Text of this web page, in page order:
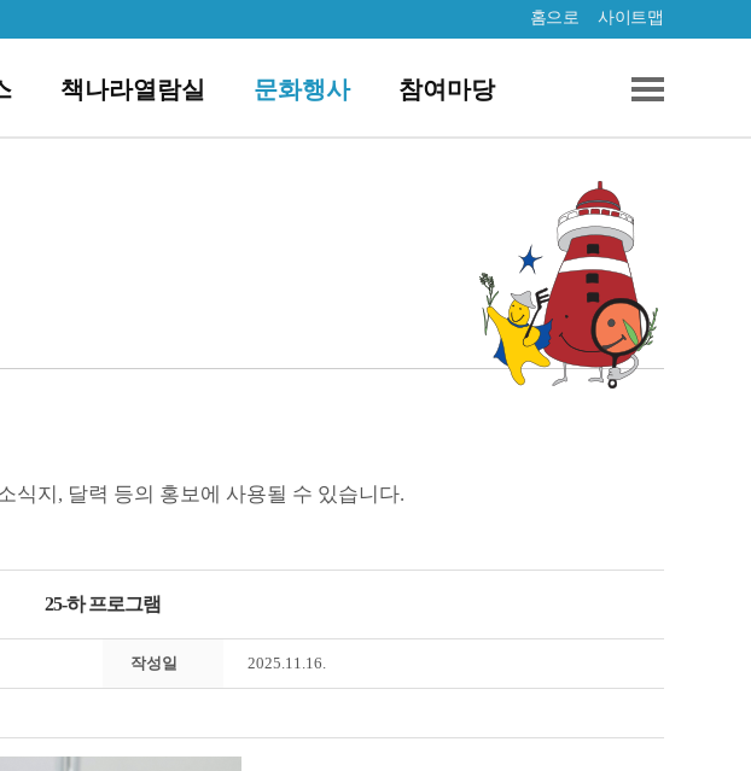
홈으로 사이트맵
책나라열람실 문화행사 참여마당
식지, 달력 등의 홍보에 사용될 수 있습니다.
25-하 프로그램
작성일 2025.11.16.